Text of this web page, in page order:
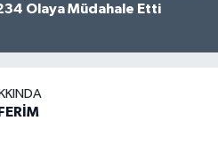
Olaya Müdahale Etti